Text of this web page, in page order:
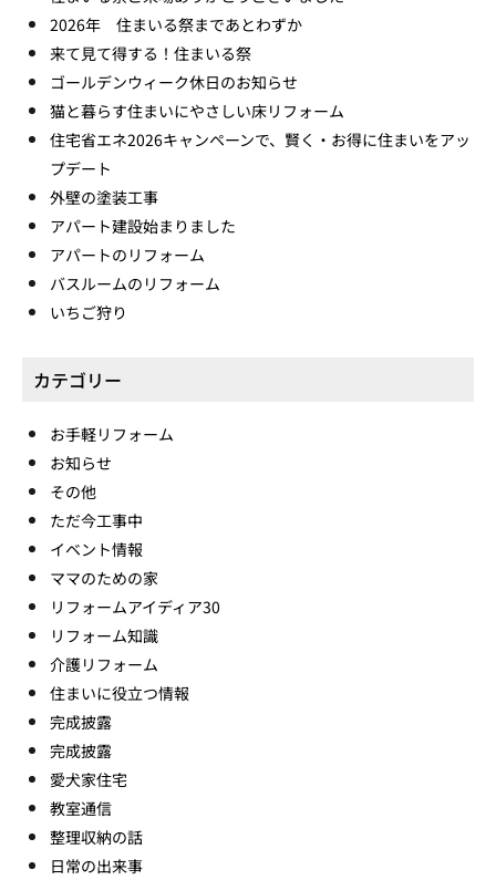
2026年 住まいる祭まであとわずか
来て見て得する！住まいる祭
ゴールデンウィーク休日のお知らせ
猫と暮らす住まいにやさしい床リフォーム
住宅省エネ2026キャンペーンで、賢く・お得に住まいをアッ
プデート
外壁の塗装工事
アパート建設始まりました
アパートのリフォーム
バスルームのリフォーム
いちご狩り
カテゴリー
お手軽リフォーム
お知らせ
その他
ただ今工事中
イベント情報
ママのための家
リフォームアイディア30
リフォーム知識
介護リフォーム
住まいに役立つ情報
完成披露
完成披露
愛犬家住宅
教室通信
整理収納の話
日常の出来事